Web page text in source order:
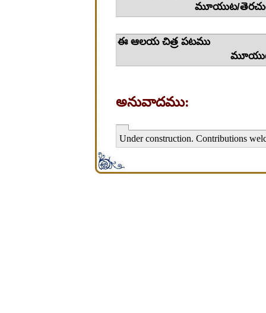
మూయుట/
ఈ ఆలయ
మూయుట/
అనువాదము:
Under construction. Contributions